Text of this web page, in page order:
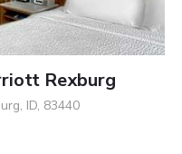
Rexburg
ID, 83440